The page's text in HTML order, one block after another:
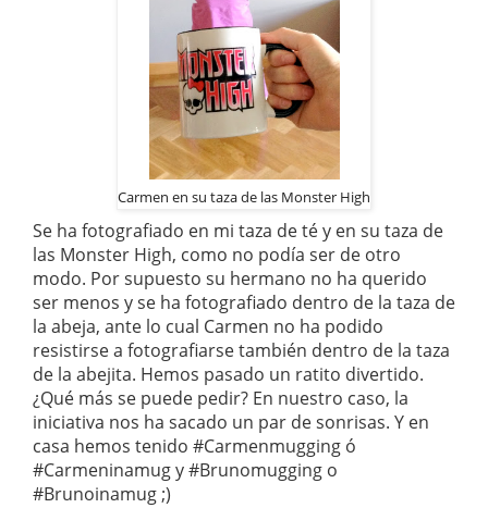
Carmen en su taza de las Monster High
Se ha fotografiado en mi taza de té y en su taza de
las Monster High, como no podía ser de otro
modo. Por supuesto su hermano no ha querido
ser menos y se ha fotografiado dentro de la taza de
la abeja, ante lo cual Carmen no ha podido
resistirse a fotografiarse también dentro de la taza
de la abejita. Hemos pasado un ratito divertido.
¿Qué más se puede pedir? En nuestro caso, la
iniciativa nos ha sacado un par de sonrisas. Y en
casa hemos tenido #Carmenmugging ó
#Carmeninamug y #Brunomugging o
#Brunoinamug ;)